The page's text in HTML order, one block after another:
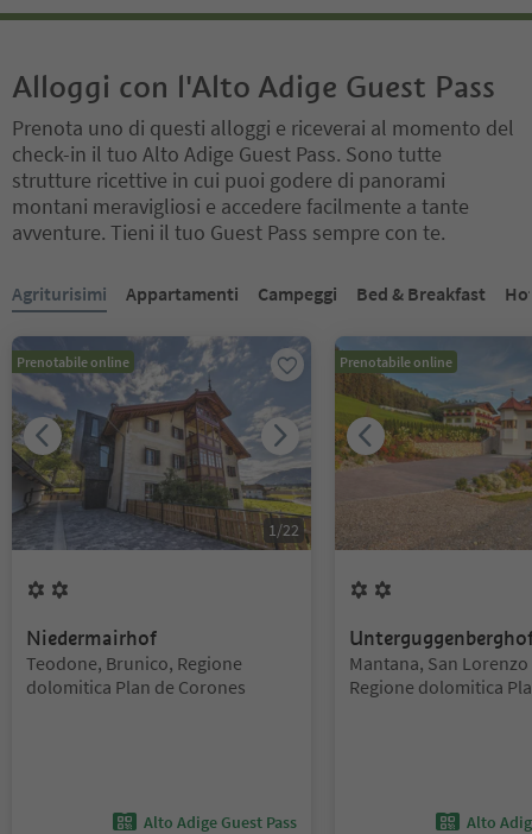
Alloggi con l'Alto Adige Guest Pass
Prenota uno di questi alloggi e riceverai al momento del
check-in il tuo Alto Adige Guest Pass. Sono tutte
strutture ricettive in cui puoi godere di panorami
montani meravigliosi e accedere facilmente a tante
avventure. Tieni il tuo Guest Pass sempre con te.
Agriturisimi Appartamenti Campeggi Bed & Breakfast
Prenotabile online
1 /22
Niedermairhof
Posizione:
Teodone, Brunico, Regione
dolomitica Plan de Corones
Alto Adige Guest Pass
Prenotabile online
Posizione:
Mantana, San
Regione dolomitica
Alto